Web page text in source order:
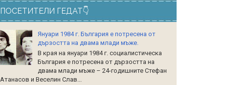
ПОСЕТИТЕЛИ ГЕДАТ👇
Януари 1984 г. България е потресена от
дързостта на двама млади мъже.
В края на януари 1984 г. социалистическа
България е потресена от дързостта на
двама млади мъже – 24-годишните Стефан
Атанасов и Веселин Слав...